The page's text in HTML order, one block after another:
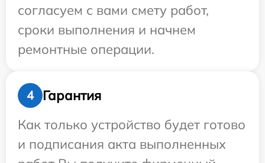
согласуем с вами смету работ,
сроки выполнения и начнем
ремонтные операции.
4
Гарантия
Как только устройство будет готово
и подписания акта выполненных